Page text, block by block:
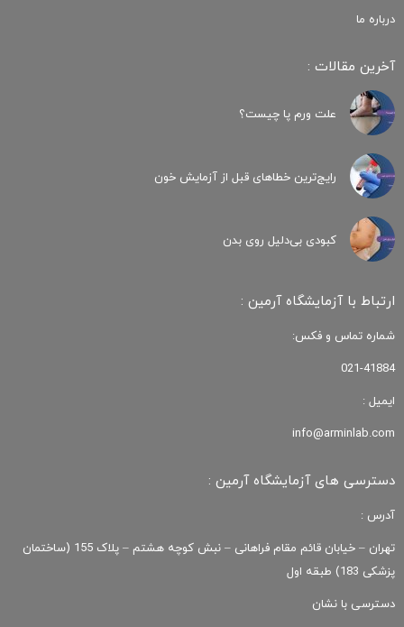
درباره ما
آخرین مقالات :
علت ورم پا چیست؟
رایج‌ترین خطاهای قبل از آزمایش خون
کبودی‌ بی‌دلیل روی بدن
ارتباط با آزمایشگاه آرمین :
شماره تماس و فکس:
021-41884
ایمیل :
info@arminlab.com
دسترسی های آزمایشگاه آرمین :
آدرس :
تهران – خیابان قائم مقام فراهانی – نبش کوچه هشتم – پلاک 155 (ساختمان
پزشکی 183) طبقه اول
دسترسی با نشان